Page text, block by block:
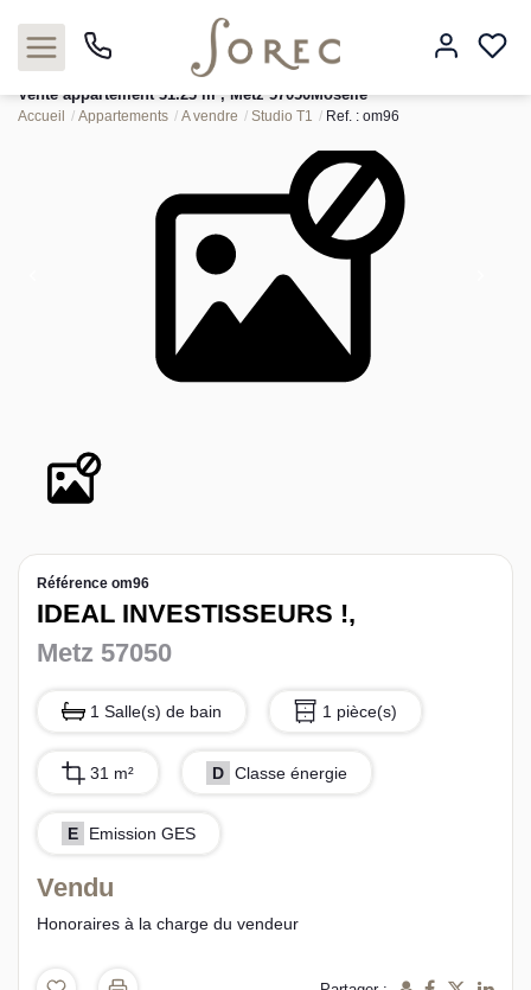
Syndic
L’équipe sorec
Recrutement
Vente appartement 31.23 m², Metz 57050Moselle
Accueil Appartements A vendre Studio T1 Ref. : om96
Référence om96
IDEAL INVESTISSEURS !,
Metz 57050
1 Salle(s) de bain 1 pièce(s)
31 m² D Classe énergie
E Emission GES
Vendu
Honoraires à la charge du vendeur